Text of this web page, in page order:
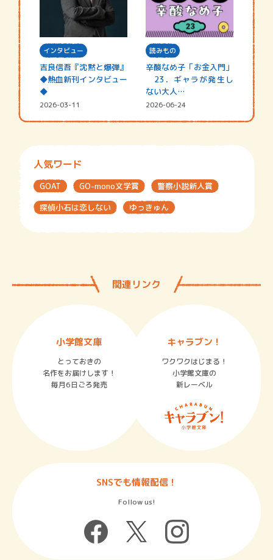
インタビュー
吉良信吾『沈黙と爆弾』
◆熱血新刊インタビュー
◆
2026-03-11
読みもの
辛酸なめ子「お金入門」
23．ギャラが発生し
ない大人…
2026-06-24
人気ワード
GOAT GO-mono文学賞
警察小説新人賞
探偵小石は恋しない
ゆっきゅん
関連リンク
小学館文庫
とっておきの
名作をお届けします！
毎月6日ごろ発売
キャラブン！
ワクワクはじまる！
小学館文庫の
新レーベル
SNSでも情報配信！
Follow us!